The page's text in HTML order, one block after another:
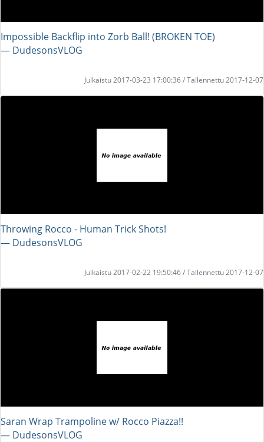
Impossible Backflip into Zorb Ball! (BROKEN TOE)
― DudesonsVLOG
Julkaistu 2017-03-23 17:00:36 / Tallennettu 2017-12-07
Throwing Rocco - Human Trick Shots!
― DudesonsVLOG
Julkaistu 2017-02-22 19:50:46 / Tallennettu 2017-12-07
Saran Wrap Trampoline w/ Rocco Piazza!!
― DudesonsVLOG